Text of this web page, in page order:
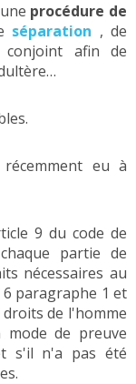
procédure de
séparation , de
afin de
eu à
9 du code de
partie de
nécessaires au
paragraphe 1 et
de l'homme
de preuve
s'il n'a pas été